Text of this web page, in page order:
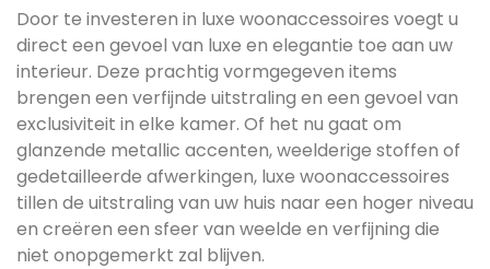
Door te investeren in luxe woonaccessoires voegt u
direct een gevoel van luxe en elegantie toe aan uw
interieur. Deze prachtig vormgegeven items
brengen een verfijnde uitstraling en een gevoel van
exclusiviteit in elke kamer. Of het nu gaat om
glanzende metallic accenten, weelderige stoffen of
gedetailleerde afwerkingen, luxe woonaccessoires
tillen de uitstraling van uw huis naar een hoger niveau
en creëren een sfeer van weelde en verfijning die
niet onopgemerkt zal blijven.